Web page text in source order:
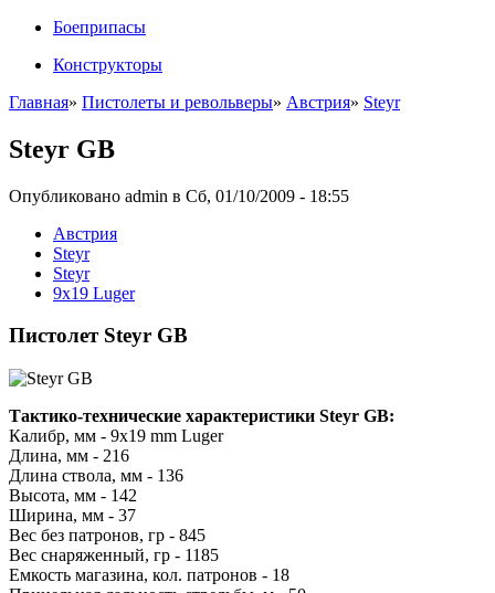
Боеприпасы
Конструкторы
Главная» Пистолеты и револьверы» Австрия» Steyr
Steyr GB
Опубликовано admin в Сб, 01/10/2009 - 18:55
Австрия
Steyr
Steyr
9x19 Luger
Пистолет Steyr GB
Тактико-технические характеристики Steyr GB:
Калибр, мм - 9x19 mm Luger
Длина, мм - 216
Длина ствола, мм - 136
Высота, мм - 142
Ширина, мм - 37
Вес без патронов, гр - 845
Вес снаряженный, гр - 1185
Емкость магазина, кол. патронов - 18